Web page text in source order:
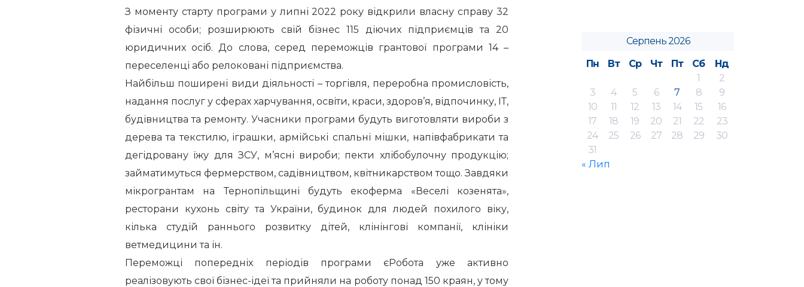
З моменту старту програми у липні2022 року відкрили власну справу 32
фізичні особи; розширюють свій бізнес 115 діючих підприємців та 20
юридичних осіб. До слова, серед переможців грантової програми 14 –
переселенці або релоковані підприємства.
Найбільш поширені види діяльності – торгівля, переробна промисловість,
надання послуг у сферах харчування, освіти, краси, здоров’я, відпочинку, ІТ,
будівництва та ремонту. Учасники програми будуть виготовляти вироби з
дерева та текстилю, іграшки, армійські спальні мішки, напівфабрикати та
дегідровану їжу для ЗСУ, м’ясні вироби; пекти хлібобулочну продукцію;
займатимуться фермерством, садівництвом, квітникарством тощо. Завдяки
мікрогрантам на Тернопільщині будуть екоферма «Веселі козенята»,
ресторани кухонь світу та України, будинок для людей похилого віку,
кілька студій раннього розвитку дітей, клінінгові компанії, клініки
ветмедицини та ін.
Переможці попередніх періодів програми єРобота уже активно
реалізовують свої бізнес-ідеї та прийняли на роботу понад 150 краян, у тому
Серпень 2026
Пн
Вт Ср Чт Пт Сб
Нд
1
2
3
4 5 6 7 8
9
10
11 12 13 14 15
16
17
18 19 20 21 22
23
24
25 26 27 28 29
30
31
« Лип